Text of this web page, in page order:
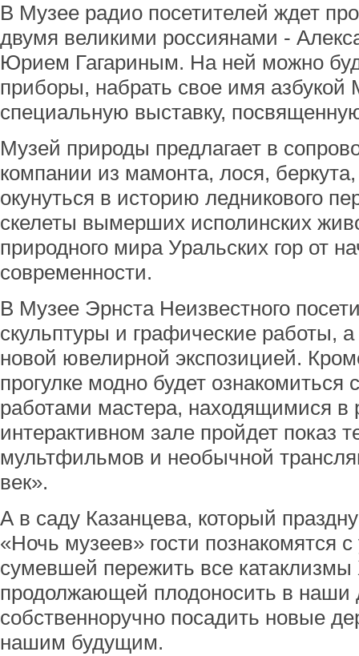
В Музее радио посетителей ждет
двумя великими россиянами -
Юрием Гагариным. На ней можно
приборы, набрать свое имя азбукой
специальную выставку,
Музей природы предлагает в
компании из мамонта, лося,
окунуться в историю ледникового
скелеты вымерших исполинских
природного мира Уральских гор от
современности.
В Музее Эрнста Неизвестного
скульптуры и графические работы,
новой ювелирной экспозицией.
прогулке модно будет
работами мастера, находящимися в
интерактивном зале пройдет показ
мультфильмов и необычной
век».
А в саду Казанцева, который
«Ночь музеев» гости познакомятся
сумевшей пережить все катаклизмы
продолжающей плодоносить в наши
собственноручно посадить новые
нашим будущим.